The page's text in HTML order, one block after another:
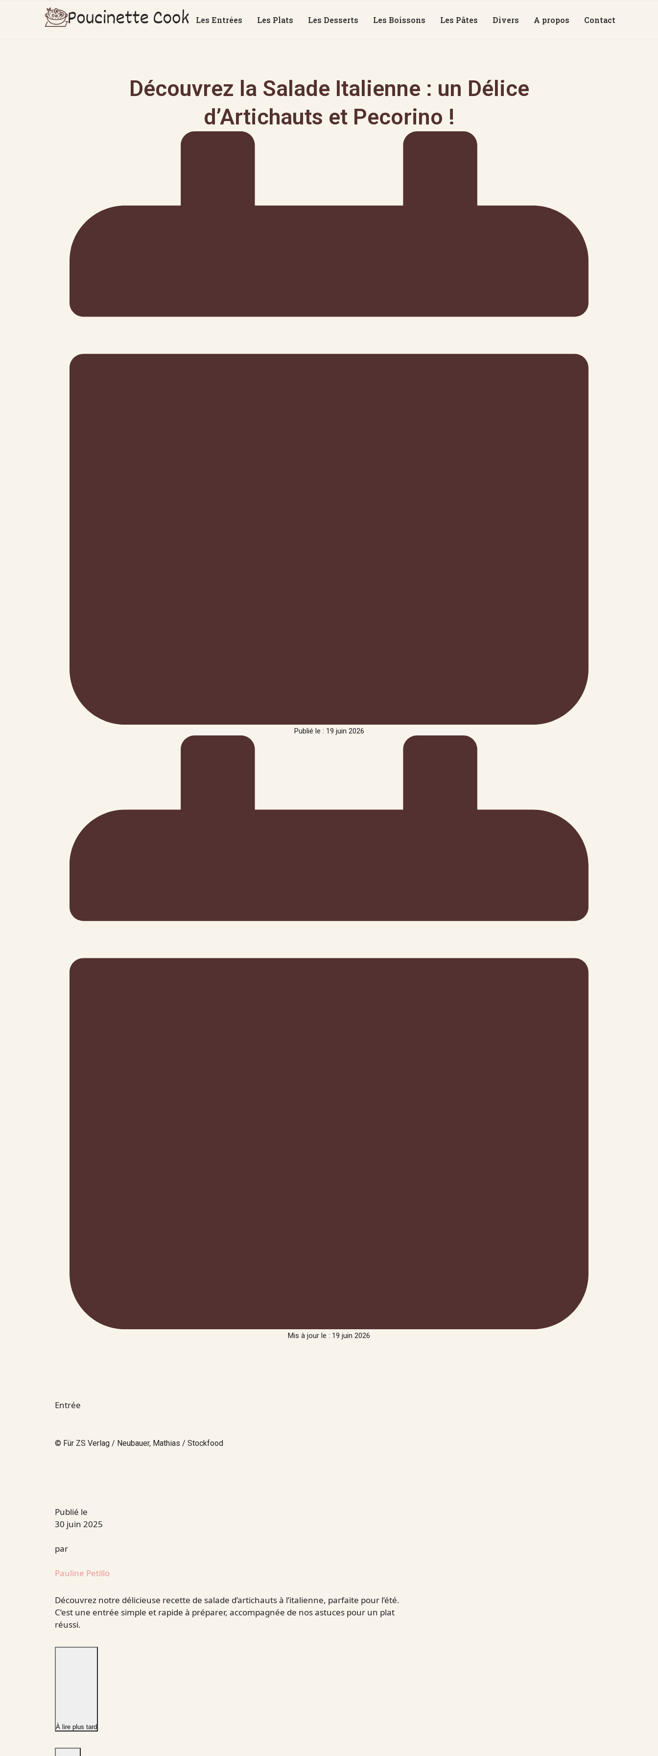
Les Entrées Les Plats Les Desserts Les Boissons Les Pâtes Divers A propos Contact
Découvrez la Salade Italienne : un Délice
d’Artichauts et Pecorino !
Publié le : 19 juin 2026
Mis à jour le : 19 juin 2026
Entrée
© Für ZS Verlag / Neubauer, Mathias / Stockfood
Publié le
30 juin 2025
par
Pauline Petillo
Découvrez notre délicieuse recette de salade d’artichauts à l’italienne, parfaite pour l’été.
C’est une entrée simple et rapide à préparer, accompagnée de nos astuces pour un plat
réussi.
À lire plus tard